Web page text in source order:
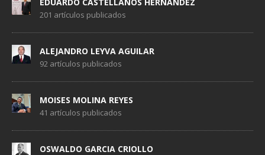
201 artículos publicados
ALEJANDRO LEYVA AGUILAR
92 artículos publicados
MOISES MOLINA REYES
41 artículos publicados
OSWALDO GARCIA CRIOLLO